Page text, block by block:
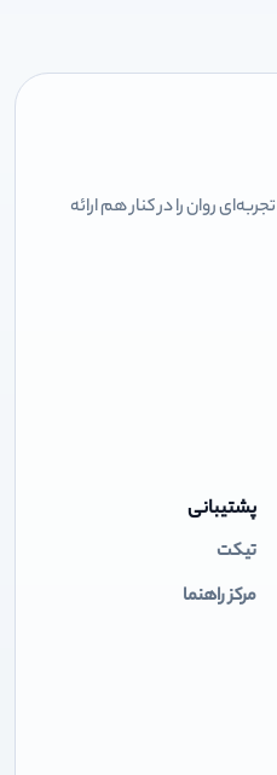
روان را در کنار هم ارائه
پشتیبانی
تیکت
مرکز راهنما